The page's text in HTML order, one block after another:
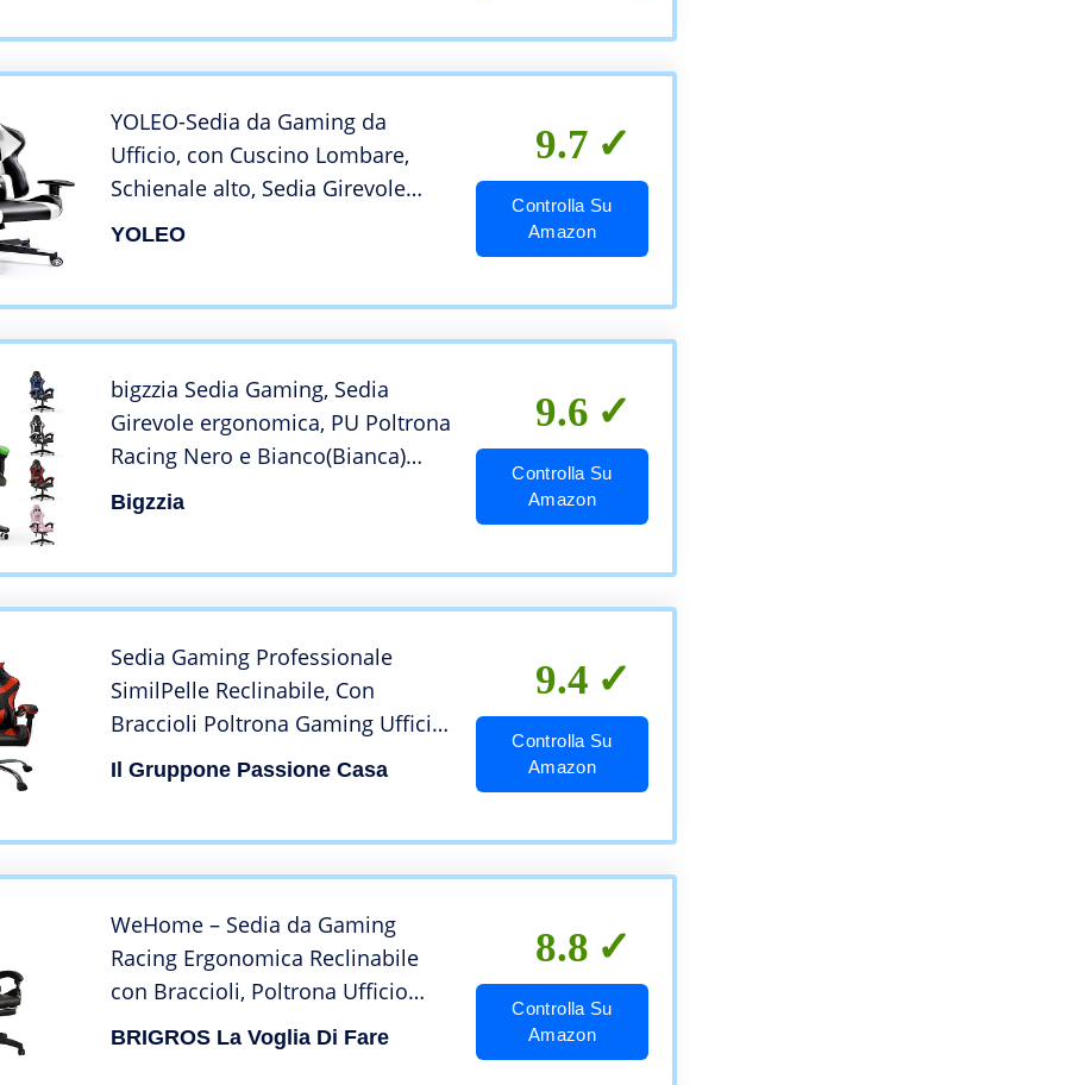
YOLEO-Sedia da Gaming da
Ufficio, con Cuscino Lombare,
Schienale alto, Sedia Girevole
Regolabile, con Poggiatesta
YOLEO
9.7
Controlla Su
Amazon
bigzzia Sedia Gaming, Sedia
Girevole ergonomica, PU Poltrona
Racing Nero e Bianco(Bianca)
(Verde)
Bigzzia
9.6
Controlla Su
Amazon
Sedia Gaming Professionale
SimilPelle Reclinabile, Con
Braccioli Poltrona Gaming Ufficio
Regolabile in Altezza con Pistone
Gas, Cuscini Supporto Testa e
Il Gruppone Passione Casa
9.4
Controlla Su
Amazon
WeHome – Sedia da Gaming
Racing Ergonomica Reclinabile
con Braccioli, Poltrona Ufficio
Girevole con Rotelle, Poggiapiedi,
Poggiatesta e Cuscino Lombare in
BRIGROS La Voglia Di Fare
8.8
Controlla Su
Amazon